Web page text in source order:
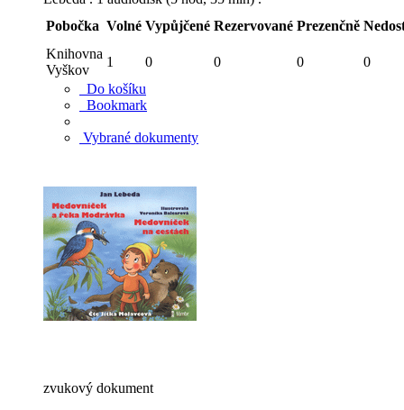
Pobočka Volné Vypůjčené Rezervované Prezenčně
Knihovna
Vyškov
1 0 0 0
0
Do košíku
Bookmark
Vybrané dokumenty
zvukový dokument